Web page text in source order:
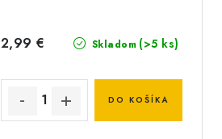
Skladom (>5 ks)
2,99 €
DO KOŠÍKA